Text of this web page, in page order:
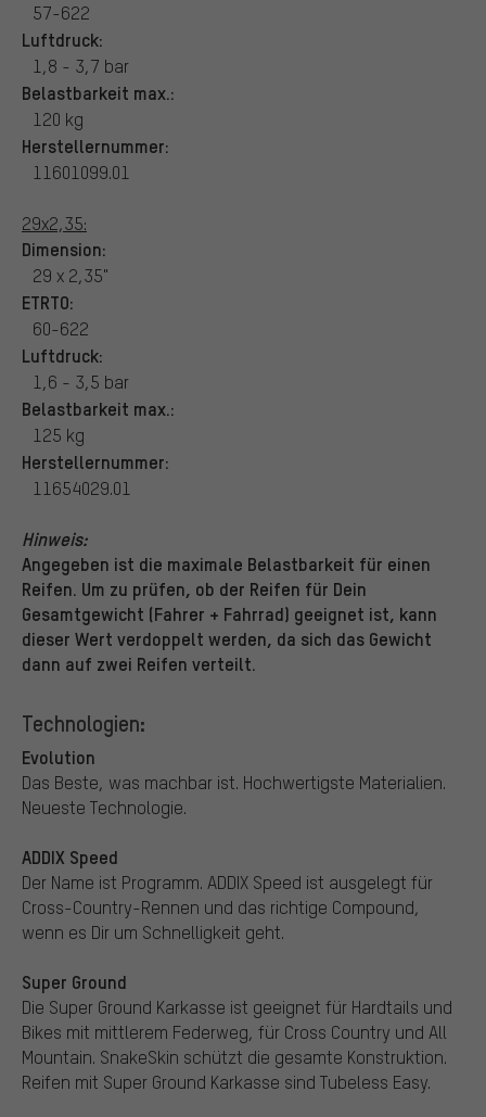
57-622
Luftdruck:
1,8 - 3,7 bar
Belastbarkeit max.:
120 kg
Herstellernummer:
11601099.01
29x2,35:
Dimension:
29 x 2,35"
ETRTO:
60-622
Luftdruck:
1,6 - 3,5 bar
Belastbarkeit max.:
125 kg
Herstellernummer:
11654029.01
Hinweis:
Angegeben ist die maximale Belastbarkeit für einen
Reifen. Um zu prüfen, ob der Reifen für Dein
Gesamtgewicht (Fahrer + Fahrrad) geeignet ist, kann
dieser Wert verdoppelt werden, da sich das Gewicht
dann auf zwei Reifen verteilt.
Technologien:
Evolution
Das Beste, was machbar ist. Hochwertigste Materialien.
Neueste Technologie.
ADDIX Speed
Der Name ist Programm. ADDIX Speed ist ausgelegt für
Cross-Country-Rennen und das richtige Compound,
wenn es Dir um Schnelligkeit geht.
Super Ground
Die Super Ground Karkasse ist geeignet für Hardtails und
Bikes mit mittlerem Federweg, für Cross Country und All
Mountain. SnakeSkin schützt die gesamte Konstruktion.
Reifen mit Super Ground Karkasse sind Tubeless Easy.